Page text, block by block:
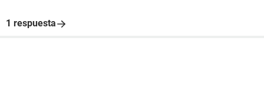
1 respuesta